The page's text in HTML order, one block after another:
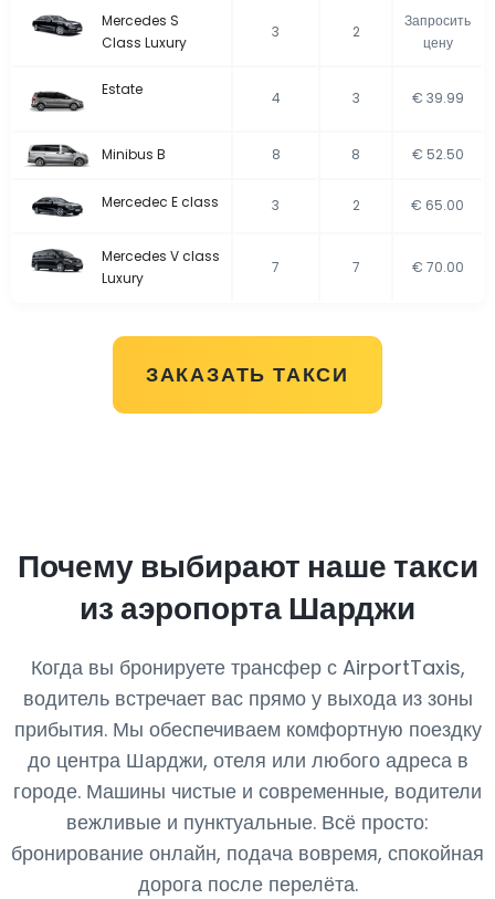
Mercedes S
Class Luxury
3 2
Запросить
цену
Estate 4 3 € 39.99
Minibus B 8 8 € 52.50
Mercedec E class 3 2 € 65.00
Mercedes V class
Luxury
7 7 € 70.00
ЗАКАЗАТЬ ТАКСИ
Почему выбирают наше такси
из аэропорта Шарджи
Когда вы бронируете трансфер с AirportTaxis,
водитель встречает вас прямо у выхода из зоны
прибытия. Мы обеспечиваем комфортную поездку
до центра Шарджи, отеля или любого адреса в
городе. Машины чистые и современные, водители
вежливые и пунктуальные. Всё просто:
бронирование онлайн, подача вовремя, спокойная
дорога после перелёта.